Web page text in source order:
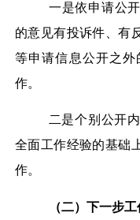
一是依申请公
的意见有投诉件、有
等申请信息公开之
作。
二是个别公开
全面工作经验的基础
作。
（二）下一步工